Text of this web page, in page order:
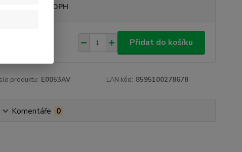
Nejsme plátci DPH
Přidat do košíku
produktu: E0053AV EAN kód: 8595100278678
Komentáře 0